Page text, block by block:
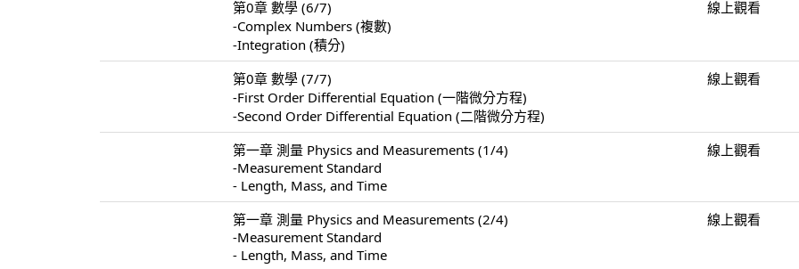
第0章 數學 (6/7)
-Complex Numbers (複數)
-Integration (積分)
線上觀看
第0章 數學 (7/7)
-First Order Differential Equation (一階微分方程)
-Second Order Differential Equation (二階微分方程)
線上觀看
第一章 測量 Physics and Measurements (1/4)
-Measurement Standard
- Length, Mass, and Time
線上觀看
第一章 測量 Physics and Measurements (2/4)
-Measurement Standard
- Length, Mass, and Time
線上觀看